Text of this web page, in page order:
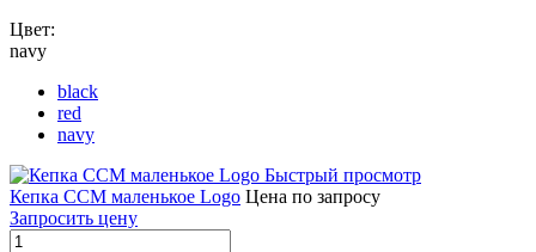
Цвет:
navy
black
red
navy
Быстрый просмотр
Кепка CCM маленькое Logo Цена по запросу
Запросить цену